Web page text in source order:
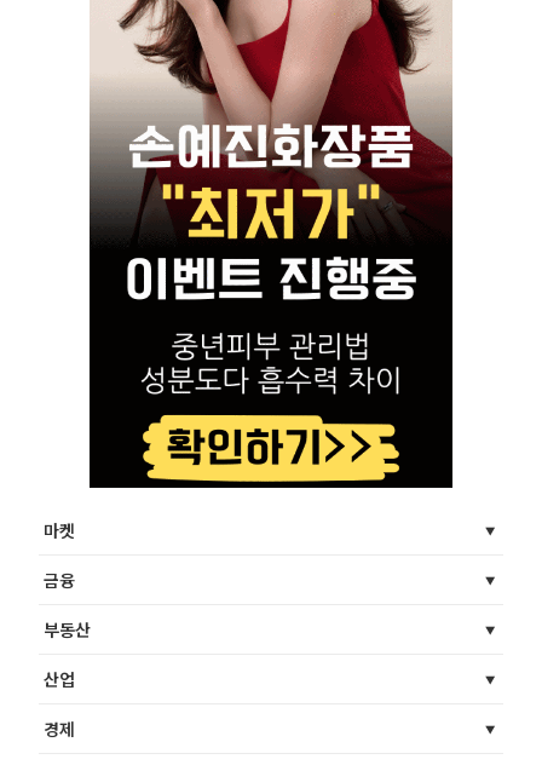
마켓
금융
부동산
산업
경제